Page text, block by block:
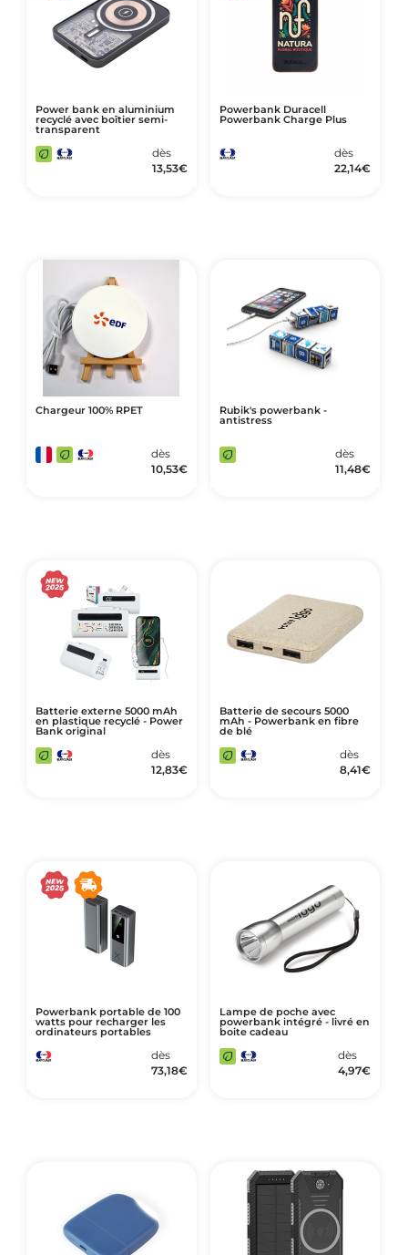
Power bank en aluminium
recyclé avec boîtier semi-
transparent
dès
13,53€
Powerbank Duracell
Powerbank Charge Plus
dès
22,14€
Chargeur 100% RPET
dès
10,53€
Rubik's powerbank -
antistress
dès
11,48€
Batterie externe 5000 mAh
en plastique recyclé - Power
Bank original
dès
12,83€
Batterie de secours 5000
mAh - Powerbank en fibre
de blé
dès
8,41€
Powerbank portable de 100
watts pour recharger les
ordinateurs portables
dès
73,18€
Lampe de poche avec
powerbank intégré - livré en
boite cadeau
dès
4,97€